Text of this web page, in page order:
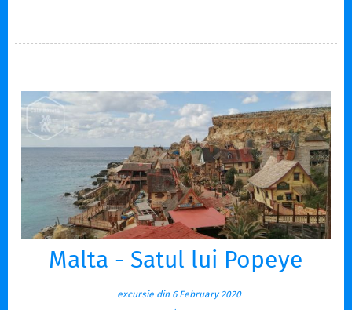
Malta - Satul lui Popeye
excursie din 6 February 2020